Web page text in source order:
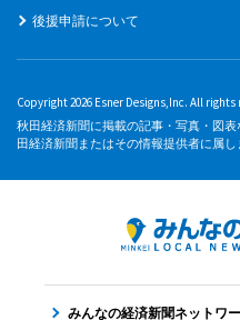
後援申請について
Copyright 2026 Esner Designs,Inc. All rights
秋田経済新聞に掲載の記事・写真・図
田経済新聞またはその情報提供者に属し
みんなの経済新聞ネットワ